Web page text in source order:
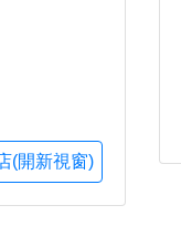
(開新視窗)